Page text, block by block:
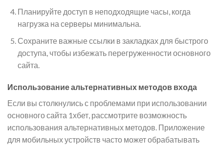
Планируйте доступ в неподходящие часы, когда
нагрузка на серверы минимальна.
Сохраните важные ссылки в закладках для быстрого
доступа, чтобы избежать перегруженности основного
сайта.
Использование альтернативных методов входа
Если вы столкнулись с проблемами при использовании
основного сайта 1хбет, рассмотрите возможность
использования альтернативных методов. Приложение
для мобильных устройств часто может обрабатывать